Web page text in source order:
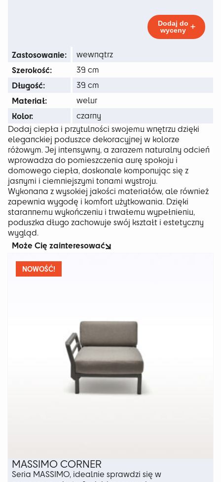
Black
Dodaj do
wyceny
Zastosowanie: wewnątrz
Szerokość: 39 cm
Długość: 39 cm
Materiał: welur
Kolor:
czarny
Dodaj ciepła i przytulności swojemu wnętrzu dzięki
eleganckiej poduszce dekoracyjnej w kolorze
różowym. Jej intensywny, a zarazem naturalny odcień
wprowadza do pomieszczenia aurę spokoju i
domowego ciepła, doskonale komponując się z
jasnymi i ciemniejszymi tonami wystroju.
Wykonana z wysokiej jakości materiałów, ale również
zapewnia wygodę i komfort użytkowania. Dzięki
starannemu wykończeniu i trwałemu wypełnieniu,
poduszka długo zachowuje swój kształt i estetyczny
wygląd.
Może Cię zainteresować
NOWOŚĆ!
MASSIMO CORNER
Seria MASSIMO, idealnie sprawdzi się w